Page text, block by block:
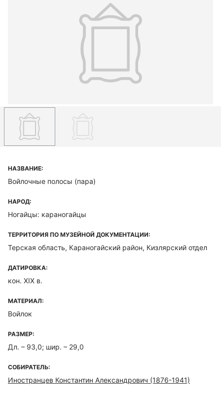
НАЗВАНИЕ:
Войлочные полосы (пара)
НАРОД:
Ногайцы: караногайцы
ТЕРРИТОРИЯ ПО МУЗЕЙНОЙ ДОКУМЕНТАЦИИ:
Терская область, Караногайский район, Кизлярский отдел
ДАТИРОВКА:
кон. XIX в.
МАТЕРИАЛ:
Войлок
РАЗМЕР:
Дл. – 93,0; шир. – 29,0
СОБИРАТЕЛЬ:
Иностранцев Константин Александрович (1876-1941)